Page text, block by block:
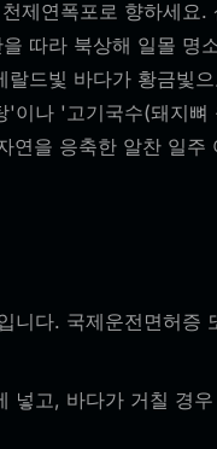
제연폭포로 향하세요.
따라 북상해 일몰 명
드빛 바다가 황금빛
'이나 '고기국수(돼지뼈
연을 응축한 알찬 일주
니다. 국제운전면허증
넣고, 바다가 거칠 경우